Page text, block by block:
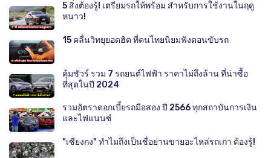
5 สิ่งต้องรู้! เตรียมรถให้พร้อม สำหรับการใช้งานในฤดู
หนาว!
15 คลื่นวิทยุยอดฮิต ที่คนไทยนิยมฟังตอนขับรถ
คุ้มชัวร์ รวม 7 รถยนต์ไฟฟ้า ราคาไม่ถึงล้าน ที่น่าซื้อ
ที่สุดในปี 2024
รวมอัตราดอกเบี้ยรถมือสอง ปี 2566 ทุกสถาบันการเงิน
และไฟแนนซ์
"เซียงกง" ทำไมถึงเป็นชื่อย่านขายอะไหล่รถเก่า ต้องรู้!